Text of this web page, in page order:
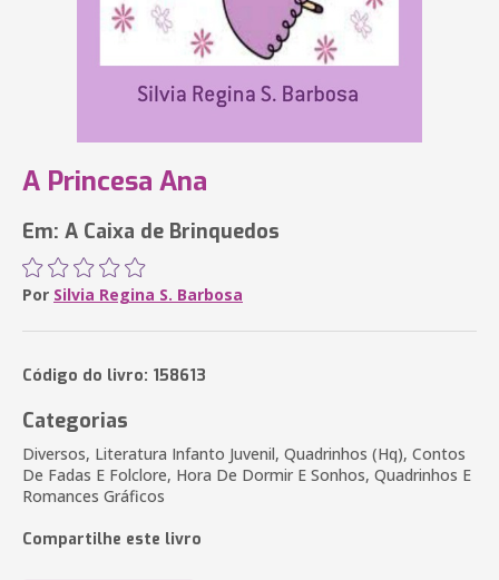
A Princesa Ana
Em: A Caixa de Brinquedos
Por Silvia Regina S. Barbosa
Código do livro: 158613
Categorias
Diversos, Literatura Infanto Juvenil, Quadrinhos (Hq), Contos
De Fadas E Folclore, Hora De Dormir E Sonhos, Quadrinhos E
Romances Gráficos
Compartilhe este livro